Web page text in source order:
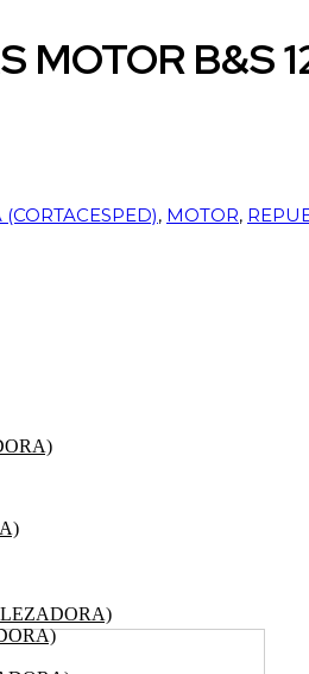
MOTOR
, MOTOR,